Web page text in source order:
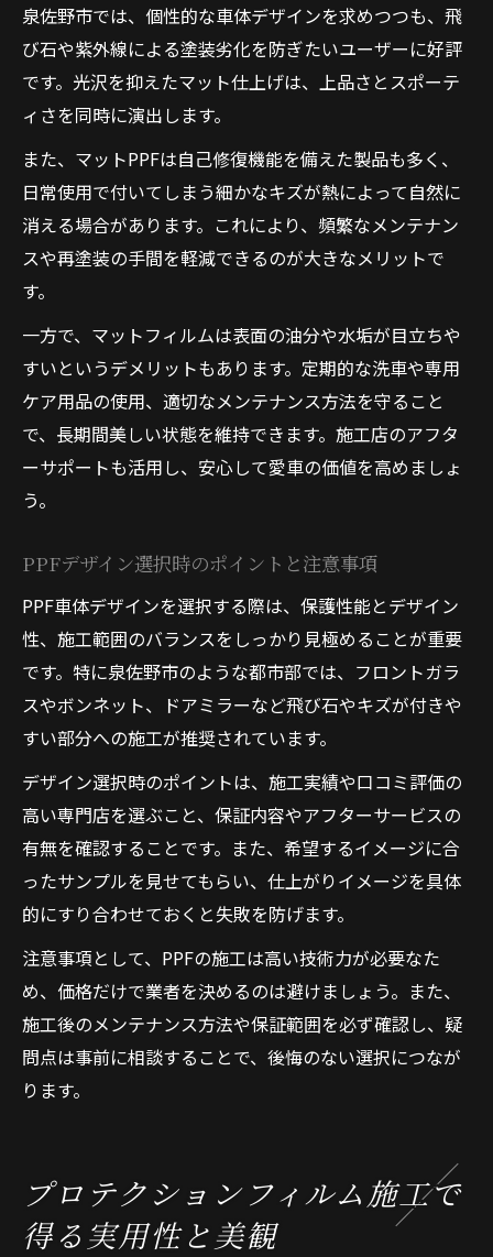
泉佐野市では、個性的な車体デザインを求めつつも、飛
び石や紫外線による塗装劣化を防ぎたいユーザーに好評
です。光沢を抑えたマット仕上げは、上品さとスポーテ
ィさを同時に演出します。
また、マットPPFは自己修復機能を備えた製品も多く、
日常使用で付いてしまう細かなキズが熱によって自然に
消える場合があります。これにより、頻繁なメンテナン
スや再塗装の手間を軽減できるのが大きなメリットで
す。
一方で、マットフィルムは表面の油分や水垢が目立ちや
すいというデメリットもあります。定期的な洗車や専用
ケア用品の使用、適切なメンテナンス方法を守ること
で、長期間美しい状態を維持できます。施工店のアフタ
ーサポートも活用し、安心して愛車の価値を高めましょ
う。
PPFデザイン選択時のポイントと注意事項
PPF車体デザインを選択する際は、保護性能とデザイン
性、施工範囲のバランスをしっかり見極めることが重要
です。特に泉佐野市のような都市部では、フロントガラ
スやボンネット、ドアミラーなど飛び石やキズが付きや
すい部分への施工が推奨されています。
デザイン選択時のポイントは、施工実績や口コミ評価の
高い専門店を選ぶこと、保証内容やアフターサービスの
有無を確認することです。また、希望するイメージに合
ったサンプルを見せてもらい、仕上がりイメージを具体
的にすり合わせておくと失敗を防げます。
注意事項として、PPFの施工は高い技術力が必要なた
め、価格だけで業者を決めるのは避けましょう。また、
施工後のメンテナンス方法や保証範囲を必ず確認し、疑
問点は事前に相談することで、後悔のない選択につなが
ります。
プロテクションフィルム施工で
得る実用性と美観